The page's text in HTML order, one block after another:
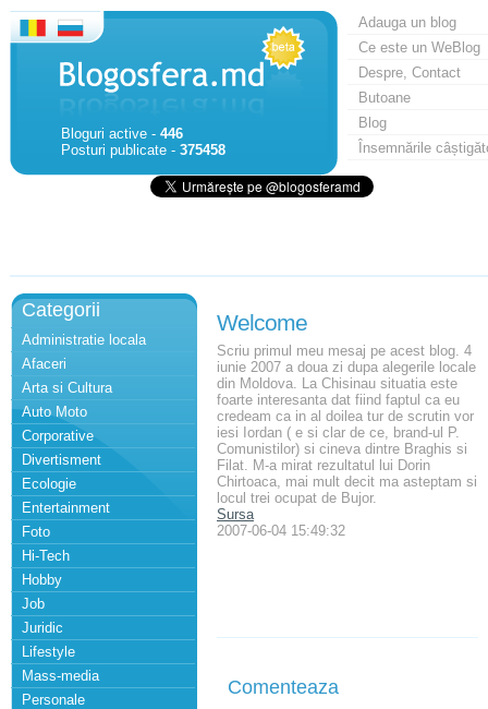
Bloguri active - 446
Posturi publicate - 375458
Adauga un blog
Ce este un WeBlog
Despre, Contact
Butoane
Blog
Însemnările
Categorii
Administratie locala
Afaceri
Arta si Cultura
Auto Moto
Corporative
Divertisment
Ecologie
Entertainment
Foto
Hi-Tech
Hobby
Job
Juridic
Lifestyle
Mass-media
Personale
Welcome
Scriu primul meu mesaj pe acest blog. 4
iunie 2007 a doua zi dupa alegerile locale
din Moldova. La Chisinau situatia este
foarte interesanta dat fiind faptul ca eu
credeam ca in al doilea tur de scrutin vor
iesi Iordan ( e si clar de ce, brand-ul P.
Comunistilor) si cineva dintre Braghis si
Filat. M-a mirat rezultatul lui Dorin
Chirtoaca, mai mult decit ma asteptam si
locul trei ocupat de Bujor.
Sursa
2007-06-04 15:49:32
Comenteaza